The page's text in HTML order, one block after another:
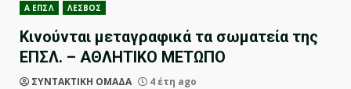
Α ΕΠΣΛ ΛΕΣΒΟΣ
Κινούνται μεταγραφικά τα σωματεία της
ΕΠΣΛ. – ΑΘΛΗΤΙΚΟ ΜΕΤΩΠΟ
ΣΥΝΤΑΚΤΙΚΗ ΟΜΑΔΑ 4 έτη ago